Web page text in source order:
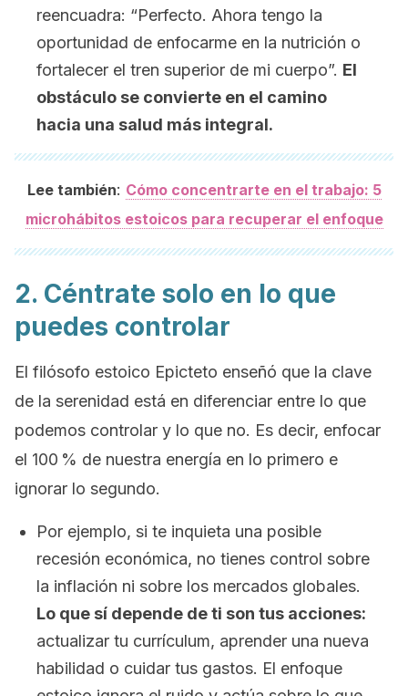
reencuadra: “Perfecto. Ahora tengo la
oportunidad de enfocarme en la nutrición o
fortalecer el tren superior de mi cuerpo”. El
obstáculo se convierte en el camino
hacia una salud más integral.
Lee también: Cómo concentrarte en el trabajo: 5
microhábitos estoicos para recuperar el enfoque
2. Céntrate solo en lo que
puedes controlar
El filósofo estoico Epicteto enseñó que la clave
de la serenidad está en diferenciar entre lo que
podemos controlar y lo que no. Es decir, enfocar
el 100 % de nuestra energía en lo primero e
ignorar lo segundo.
Por ejemplo, si te inquieta una posible
recesión económica, no tienes control sobre
la inflación ni sobre los mercados globales.
Lo que sí depende de ti son tus acciones:
actualizar tu currículum, aprender una nueva
habilidad o cuidar tus gastos. El enfoque